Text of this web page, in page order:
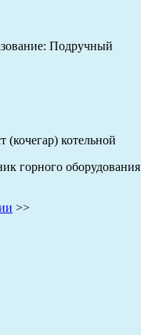
Подручный
котельной
горного оборудования
>>